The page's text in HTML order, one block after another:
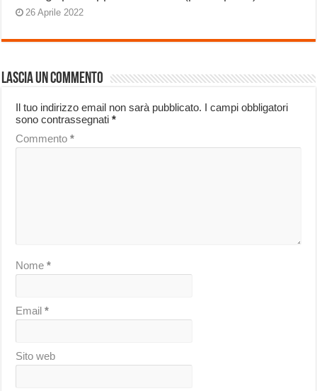
26 Aprile 2022
Lascia un commento
Il tuo indirizzo email non sarà pubblicato. I campi obbligatori
sono contrassegnati*
Commento*
Nome*
Email*
Sito web